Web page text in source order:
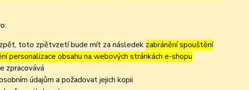
toto zpětvzetí bude mít za následek zabránění spouštění
personalizace obsahu na webových stránkách e-shopu
zpracovává
údajům a požadovat jejich kopii